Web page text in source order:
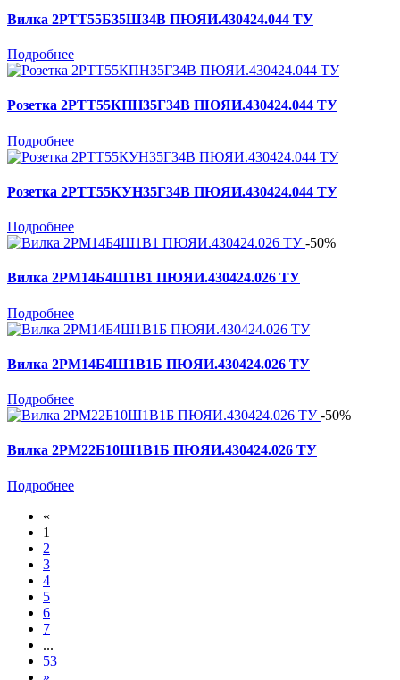
Вилка 2РТТ55Б35Ш34В ПЮЯИ.430424.044 ТУ
Подробнее
Розетка 2РТТ55КПН35Г34В ПЮЯИ.430424.044 ТУ
Подробнее
Розетка 2РТТ55КУН35Г34В ПЮЯИ.430424.044 ТУ
Подробнее
-50%
Вилка 2РМ14Б4Ш1В1 ПЮЯИ.430424.026 ТУ
Подробнее
Вилка 2РМ14Б4Ш1В1Б ПЮЯИ.430424.026 ТУ
Подробнее
-50%
Вилка 2РМ22Б10Ш1В1Б ПЮЯИ.430424.026 ТУ
Подробнее
«
1
2
3
4
5
6
7
...
53
»